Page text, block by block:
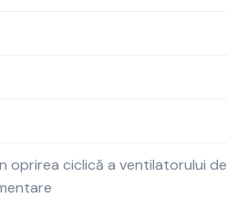
oprirea ciclică a ventilatorului de